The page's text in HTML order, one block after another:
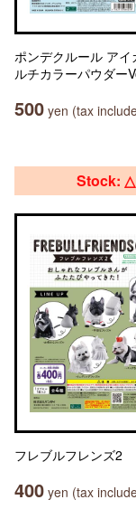
ポンデクルール アイ
ルチカラーパウダー
500 yen (tax
Stock: △
フレブルフレンズ2
400 yen (tax